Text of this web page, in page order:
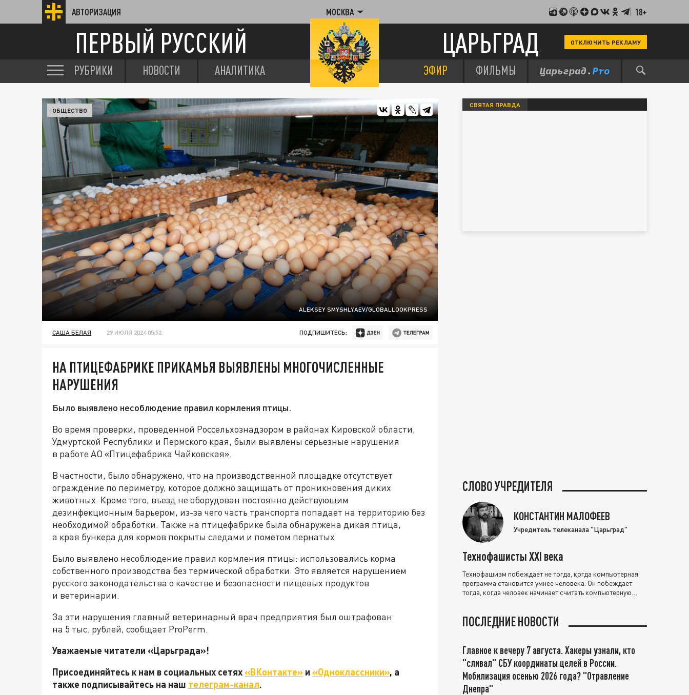
АВТОРИЗАЦИЯ МОСКВА 18+
ПЕРВЫЙ РУССКИЙ ЦАРЬГРАД ОТКЛЮЧИТЬ РЕКЛАМУ
РУБРИКИ НОВОСТИ АНАЛИТИКА ЭФИР ФИЛЬМЫ
ALEKSEY SMYSHLYAEV/GLOBALLOOKPRESS
ОБЩЕСТВО
САША БЕЛАЯ 29 ИЮЛЯ 2024 05:52 ПОДПИШИТЕСЬ:
НА ПТИЦЕФАБРИКЕ ПРИКАМЬЯ ВЫЯВЛЕНЫ МНОГОЧИСЛЕННЫЕ
НАРУШЕНИЯ
Было выявлено несоблюдение правил кормления птицы.
Во время проверки, проведенной Россельхознадзором в районах Кировской области,
Удмуртской Республики и Пермского края, были выявлены серьезные нарушения
в работе АО «Птицефабрика Чайковская».
В частности, было обнаружено, что на производственной площадке отсутствует
ограждение по периметру, которое должно защищать от проникновения диких
животных. Кроме того, въезд не оборудован постоянно действующим
дезинфекционным барьером, из-за чего часть транспорта попадает на территорию без
необходимой обработки. Также на птицефабрике была обнаружена дикая птица,
а края бункера для кормов покрыты следами и пометом пернатых.
Было выявлено несоблюдение правил кормления птицы: использовались корма
собственного производства без термической обработки. Это является нарушением
русского законодательства о качестве и безопасности пищевых продуктов
и ветеринарии.
За эти нарушения главный ветеринарный врач предприятия был оштрафован
на 5 тыс. рублей, сообщает ProPerm.
Уважаемые читатели «Царьграда»!
Присоединяйтесь к нам в социальных сетях«ВКонтакте» и «Одноклассники», а
также подписывайтесь на наш телеграм-канал.
СВЯТАЯ ПРАВДА
СЛОВО УЧРЕДИТЕЛЯ
КОНСТАНТИН МАЛОФЕЕВ
Учредитель телеканала "Царьград"
Технофашисты XXI века
Технофашизм побеждает не тогда, когда компьютерная
программа становится умнее человека. Он побеждает
тогда, когда человек начинает считать компьютерную
ПОСЛЕДНИЕ НОВОСТИ
Главное к вечеру 7 августа. Хакеры узнали, кто
"сливал" СБУ координаты целей в России.
Мобилизация осенью 2026 года? "Отравление
Днепра"